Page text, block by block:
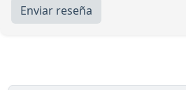
Enviar reseña